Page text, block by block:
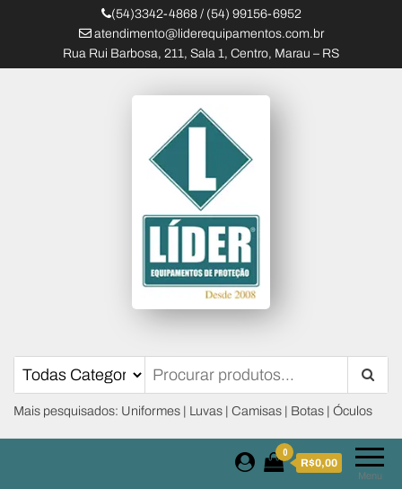
(54)3342-4868 / (54) 99156-6952
atendimento@liderequipamentos.com.br
Rua Rui Barbosa, 211, Sala 1, Centro, Marau – RS
Líder Equipamentos
Mais pesquisados: Uniformes | Luvas | Camisas | Botas | Óculos
Menu
0
R$0,00